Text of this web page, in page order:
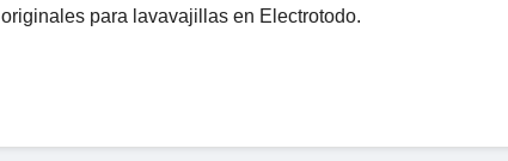
originales para lavavajillas en Electrotodo.